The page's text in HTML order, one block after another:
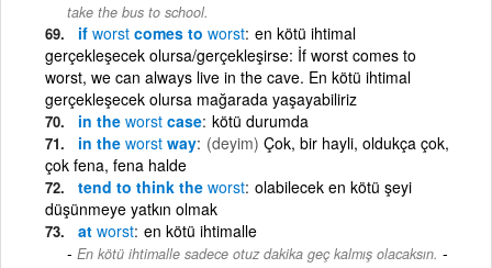
take the bus to school.
if worst comes to worst en kötü ihtimal
gerçekleşecek olursa/gerçekleşirse: İf worst comes to
worst, we can always live in the cave. En kötü ihtimal
gerçekleşecek olursa mağarada yaşayabiliriz
in the worst case kötü durumda
in the worst way (deyim) Çok, bir hayli, oldukça çok,
çok fena, fena halde
tend to think the worst olabilecek en kötü şeyi
düşünmeye yatkın olmak
at worst en kötü ihtimalle
En kötü ihtimalle sadece otuz dakika geç kalmış olacaksın. -